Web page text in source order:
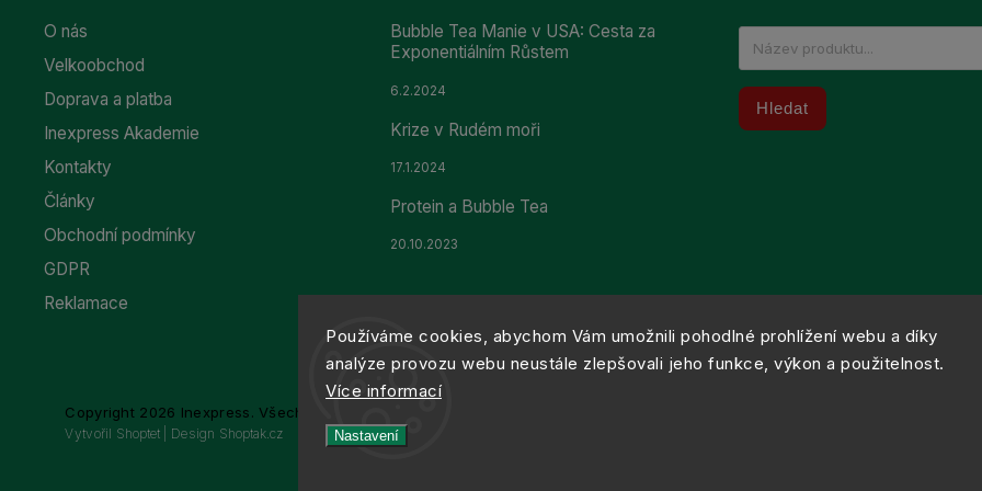
Používáme cookies, abychom Vám umožnili pohodlné prohlížení webu a díky
analýze provozu webu neustále zlepšovali jeho funkce, výkon a použitelnost.
Více informací
Nastavení
O nás
Velkoobchod
Doprava a platba
Inexpress Akademie
Kontakty
Články
Obchodní podmínky
GDPR
Reklamace
Bubble Tea Manie v USA: Cesta za
Exponentiálním Růstem
6.2.2024
Krize v Rudém moři
17.1.2024
Protein a Bubble Tea
20.10.2023
Hledat
Copyright 2026 Inexpress. Všechna práva vyhrazena.
Vytvořil Shoptet | Design Shoptak.cz